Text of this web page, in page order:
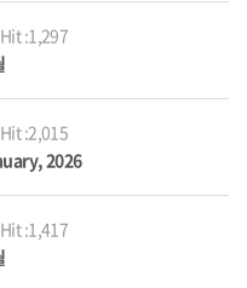
Hit :1,297
Hit :2,015
2026
Hit :1,417